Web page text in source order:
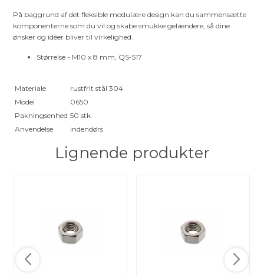
På baggrund af det fleksible modulære design kan du sammensætte
komponenterne som du vil og skabe smukke gelændere, så dine
ønsker og idéer bliver til virkelighed.
Størrelse - M10 x 8 mm, QS-517
Materiale
rustfrit stål 304
Model
0650
Pakningsenhed 50 stk.
Anvendelse
indendørs
Lignende produkter